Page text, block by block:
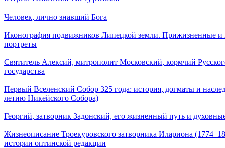
Человек, лично знавший Бога
Иконография подвижников Липецкой земли. Прижизненные и
портреты
Святитель Алексий, митрополит Московский, кормчий
государства
Первый Вселенский Собор 325 года: история, догматы и
летию Никейского Собора)
Георгий, затворник Задонский, его жизненный путь и
Жизнеописание Троекуровского затворника Илариона
истории оптинской редакции